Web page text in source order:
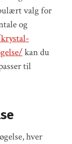
valg for
og
kan du
til
hver